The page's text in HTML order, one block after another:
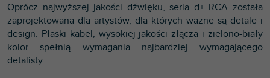
Oprócz najwyższej jakości dźwięku, seria d+ RCA została
zaprojektowana dla artystów, dla których ważne są detale i
design. Płaski kabel, wysokiej jakości złącza i zielono-biały
kolor spełnią wymagania najbardziej wymagającego
detalisty.